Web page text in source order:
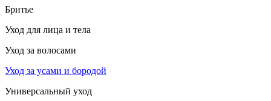
Бритье
Уход для лица и тела
Уход за волосами
Уход за усами и бородой
Универсальный уход